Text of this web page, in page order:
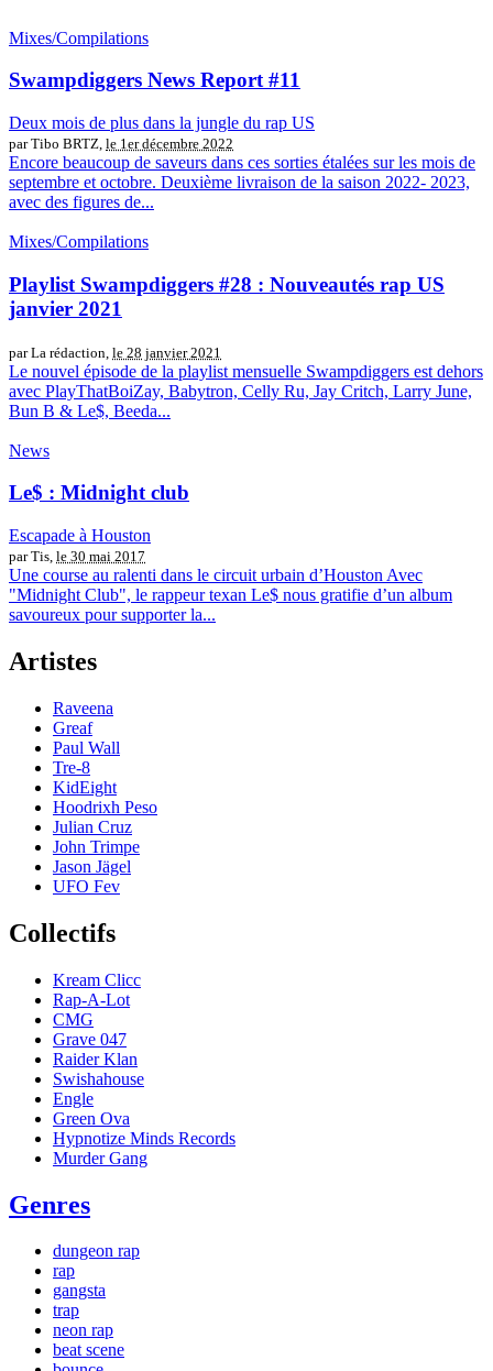
Mixes/Compilations
Swampdiggers News Report #11
Deux mois de plus dans la jungle du rap US
par Tibo BRTZ, le 1er décembre 2022
Encore beaucoup de saveurs dans ces sorties étalées sur les mois de
septembre et octobre. Deuxième livraison de la saison 2022- 2023,
avec des figures de...
Mixes/Compilations
Playlist Swampdiggers #28 : Nouveautés rap US
janvier 2021
par La rédaction, le 28 janvier 2021
Le nouvel épisode de la playlist mensuelle Swampdiggers est dehors
avec PlayThatBoiZay, Babytron, Celly Ru, Jay Critch, Larry June,
Bun B & Le$, Beeda...
News
Le$ : Midnight club
Escapade à Houston
par Tis, le 30 mai 2017
Une course au ralenti dans le circuit urbain d’Houston Avec
"Midnight Club", le rappeur texan Le$ nous gratifie d’un album
savoureux pour supporter la...
Artistes
Raveena
Greaf
Paul Wall
Tre-8
KidEight
Hoodrixh Peso
Julian Cruz
John Trimpe
Jason Jägel
UFO Fev
Collectifs
Kream Clicc
Rap-A-Lot
CMG
Grave 047
Raider Klan
Swishahouse
Engle
Green Ova
Hypnotize Minds Records
Murder Gang
Genres
dungeon rap
rap
gangsta
trap
neon rap
beat scene